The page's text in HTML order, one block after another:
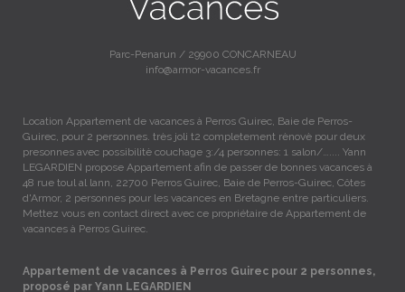
Parc-Penarun / 29900 CONCARNEAU
info@armor-vacances.fr
Location Appartement de vacances à Perros Guirec, Baie de Perros-
Guirec, pour 2 personnes. très joli t2 completement rènovè pour deux
presonnes avec possibilitè couchage 3:/4 personnes: 1 salon/….... Yann
LEGARDIEN propose Appartement afin de passer de bonnes vacances à
48 rue toul al lann, 22700 Perros Guirec, Baie de Perros-Guirec, Côtes
d'Armor, 2 personnes pour les vacances en Bretagne entre particuliers.
Mettez vous en contact direct avec ce propriétaire de Appartement de
vacances à Perros Guirec.
Appartement de vacances à Perros Guirec pour 2 personnes,
proposé par Yann LEGARDIEN